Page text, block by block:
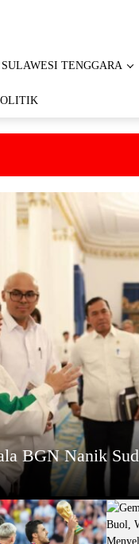
SULAWESI TENGGARA
Antar
Jari